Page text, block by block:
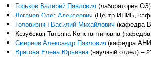
Горьков Валерий Павлович (лаборатория
Логачев Олег Алексеевич (Центр ИПИБ,
Головизнин Василий Михайлович (кафедра
Козубская Татьяна Константиновна
Смирнов Александр Павлович (кафедра
Врагова Елена Юрьевна(научный отдел) –